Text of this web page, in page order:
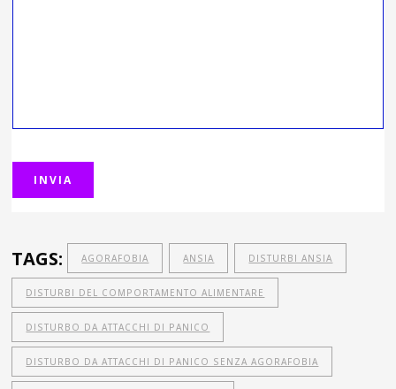
TAGS: AGORAFOBIA ANSIA DISTURBI ANSIA
DISTURBI DEL COMPORTAMENTO ALIMENTARE
DISTURBO DA ATTACCHI DI PANICO
DISTURBO DA ATTACCHI DI PANICO SENZA AGORAFOBIA